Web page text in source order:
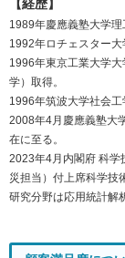
【経歴】
1989年慶應義塾大学理
1992年ロチェスター大
1996年東京工業大学
学）取得。
1996年筑波大学社会工
2008年4月慶應義塾大
在に至る。
2023年4月内閣府 科学
災担当）付上席科学技
研究分野は応用統計解